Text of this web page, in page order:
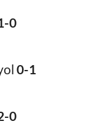
0
0-1
0